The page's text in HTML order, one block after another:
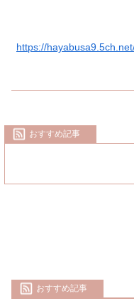
https://
おすすめ記事
おすすめ記事